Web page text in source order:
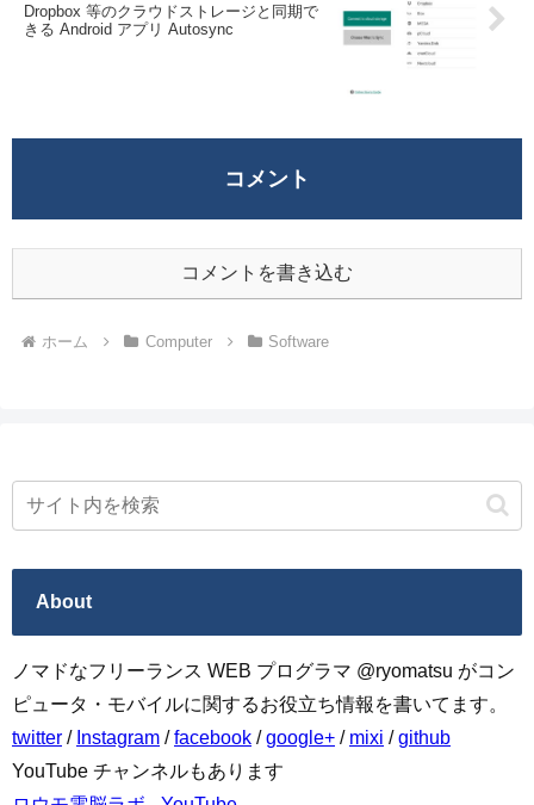
Dropbox 等のクラウドストレージと同期で
きる Android アプリ Autosync
コメント
コメントを書き込む
ホーム Computer Software
About
ノマドなフリーランス WEB プログラマ @ryomatsu がコン
ピュータ・モバイルに関するお役立ち情報を書いてます。
twitter / Instagram /facebook /google+ / mixi /github
YouTube チャンネルもあります